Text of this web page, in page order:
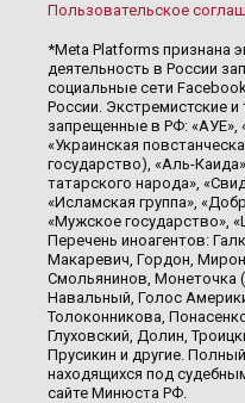
Пользовательское
*Meta Platforms признана
деятельность в России
социальные сети
России. Экстремистские и
запрещенные в РФ: «АУЕ»,
«Украинская
государство), «Аль-
татарского народа»,
«Исламская группа»,
«Мужское государство»,
Перечень иноагентов:
Макаревич, Гордон,
Смольянинов, Монеточка
Навальный, Голос
Толоконникова,
Глуховский, Долин,
Прусикин и другие.
находящихся под
сайте Минюста РФ.